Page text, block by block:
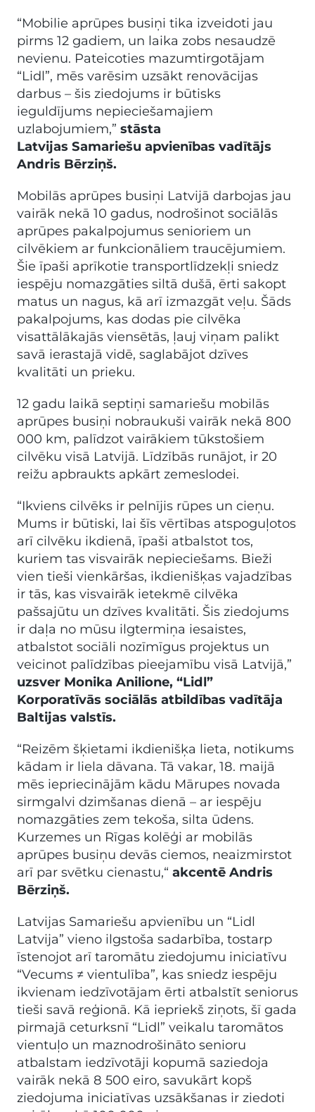
“Mobilie aprūpes busiņi tika izveidoti jau
pirms 12 gadiem, un laika zobs nesaudzē
nevienu. Pateicoties mazumtirgotājam
“Lidl”, mēs varēsim uzsākt renovācijas
darbus – šis ziedojums ir būtisks
ieguldījums nepieciešamajiem
uzlabojumiem,” stāsta
Latvijas Samariešu apvienības vadītājs
Andris Bērziņš.
Mobilās aprūpes busiņi Latvijā darbojas jau
vairāk nekā 10 gadus, nodrošinot sociālās
aprūpes pakalpojumus senioriem un
cilvēkiem ar funkcionāliem traucējumiem.
Šie īpaši aprīkotie transportlīdzekļi sniedz
iespēju nomazgāties siltā dušā, ērti sakopt
matus un nagus, kā arī izmazgāt veļu. Šāds
pakalpojums, kas dodas pie cilvēka
visattālākajās viensētās, ļauj viņam palikt
savā ierastajā vidē, saglabājot dzīves
kvalitāti un prieku.
12 gadu laikā septiņi samariešu mobilās
aprūpes busiņi nobraukuši vairāk nekā 800
000 km, palīdzot vairākiem tūkstošiem
cilvēku visā Latvijā. Līdzībās runājot, ir 20
reižu apbraukts apkārt zemeslodei.
“Ikviens cilvēks ir pelnījis rūpes un cieņu.
Mums ir būtiski, lai šīs vērtības atspoguļotos
arī cilvēku ikdienā, īpaši atbalstot tos,
kuriem tas visvairāk nepieciešams. Bieži
vien tieši vienkāršas, ikdienišķas vajadzības
ir tās, kas visvairāk ietekmē cilvēka
pašsajūtu un dzīves kvalitāti. Šis ziedojums
ir daļa no mūsu ilgtermiņa iesaistes,
atbalstot sociāli nozīmīgus projektus un
veicinot palīdzības pieejamību visā Latvijā,”
uzsver Monika Anilione, “Lidl”
Korporatīvās sociālās atbildības vadītāja
Baltijas valstīs.
“Reizēm šķietami ikdienišķa lieta, notikums
kādam ir liela dāvana. Tā vakar, 18. maijā
mēs iepriecinājām kādu Mārupes novada
sirmgalvi dzimšanas dienā – ar iespēju
nomazgāties zem tekoša, silta ūdens.
Kurzemes un Rīgas kolēģi ar mobilās
aprūpes busiņu devās ciemos, neaizmirstot
arī par svētku cienastu,“ akcentē Andris
Bērziņš.
Latvijas Samariešu apvienību un “Lidl
Latvija” vieno ilgstoša sadarbība, tostarp
īstenojot arī taromātu ziedojumu iniciatīvu
“Vecums ≠ vientulība”, kas sniedz iespēju
ikvienam iedzīvotājam ērti atbalstīt seniorus
tieši savā reģionā. Kā iepriekš ziņots, šī gada
pirmajā ceturksnī “Lidl” veikalu taromātos
vientuļo un maznodrošināto senioru
atbalstam iedzīvotāji kopumā saziedoja
vairāk nekā 8 500 eiro, savukārt kopš
ziedojuma iniciatīvas uzsākšanas ir ziedoti